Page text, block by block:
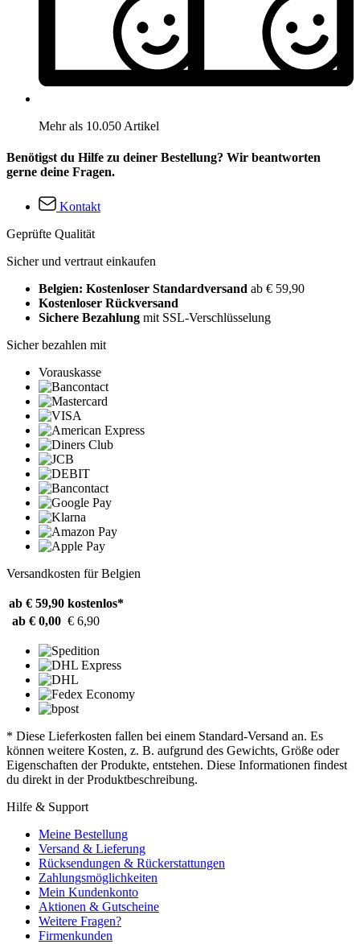
Mehr als 10.050 Artikel
Benötigst du Hilfe zu deiner Bestellung? Wir beantworten
gerne deine Fragen.
Kontakt
Geprüfte Qualität
Sicher und vertraut einkaufen
Belgien: Kostenloser Standardversand ab € 59,90
Kostenloser Rückversand
Sichere Bezahlung mit SSL-Verschlüsselung
Sicher bezahlen mit
Vorauskasse
Versandkosten für Belgien
ab € 59,90 kostenlos*
ab € 0,00 € 6,90
* Diese Lieferkosten fallen bei einem Standard-Versand an. Es
können weitere Kosten, z. B. aufgrund des Gewichts, Größe oder
Eigenschaften der Produkte, entstehen. Diese Informationen findest
du direkt in der Produktbeschreibung.
Hilfe & Support
Meine Bestellung
Versand & Lieferung
Rücksendungen & Rückerstattungen
Zahlungsmöglichkeiten
Mein Kundenkonto
Aktionen & Gutscheine
Weitere Fragen?
Firmenkunden